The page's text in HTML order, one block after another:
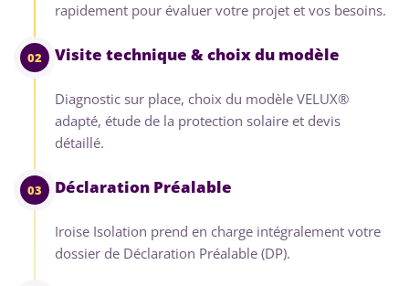
rapidement pour évaluer votre projet et vos besoins.
02 Visite technique & choix du modèle
Diagnostic sur place, choix du modèle VELUX®
adapté, étude de la protection solaire et devis
détaillé.
03 Déclaration Préalable
Iroise Isolation prend en charge intégralement votre
dossier de Déclaration Préalable (DP).